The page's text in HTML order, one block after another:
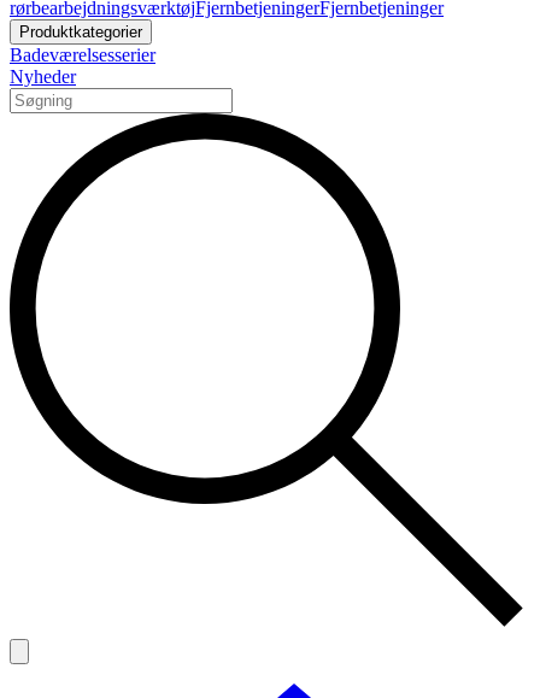
rørbearbejdningsværktøjFjernbetjeningerFjernbetjeninger
Produktkategorier
Badeværelsesserier
Nyheder